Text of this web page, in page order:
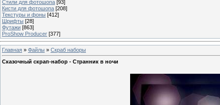
Стили для фотошопа [93]
Кисти для фотошопа [208]
Текстуры и фоны [412]
Шрифты [28]
Футажи [863]
ProShow Producer [377]
Главная » Файлы » Скраб наборы
Сказочный скрап-набор - Странник в ночи